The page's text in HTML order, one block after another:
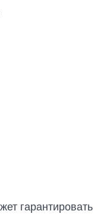
гарантировать